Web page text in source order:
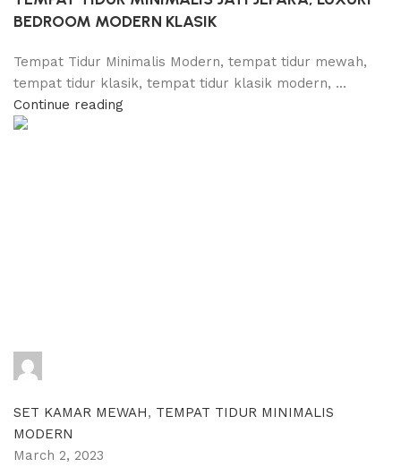
BEDROOM MODERN KLASIK
Tempat Tidur Minimalis Modern, tempat tidur mewah,
tempat tidur klasik, tempat tidur klasik modern, ...
Continue reading
SET KAMAR MEWAH, TEMPAT TIDUR MINIMALIS
MODERN
March 2, 2023